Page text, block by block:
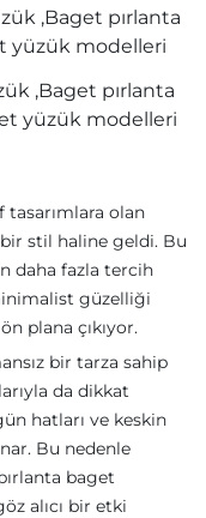
,Baget pırlanta
yüzük modelleri
olan
stil haline geldi. Bu
daha fazla tercih
güzelliği
plana çıkıyor.
bir tarza sahip
da dikkat
hatları ve keskin
Bu nedenle
baget
alıcı bir etki